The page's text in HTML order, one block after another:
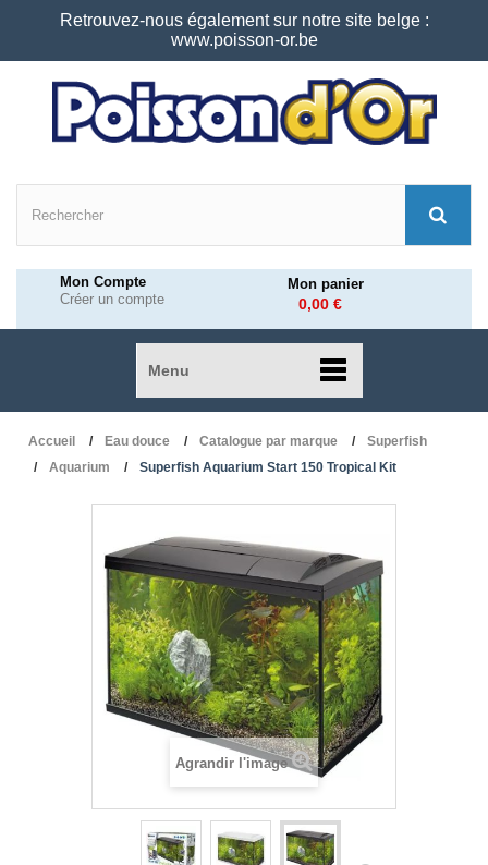
Retrouvez-nous également sur notre site belge :
www.poisson-or.be
Mon Compte
Créer un compte
Mon panier
0,00 €
Menu
Accueil Eau douce Catalogue par marque
Superfish
Aquarium
Superfish Aquarium Start 150 Tropical Kit
Agrandir l'image